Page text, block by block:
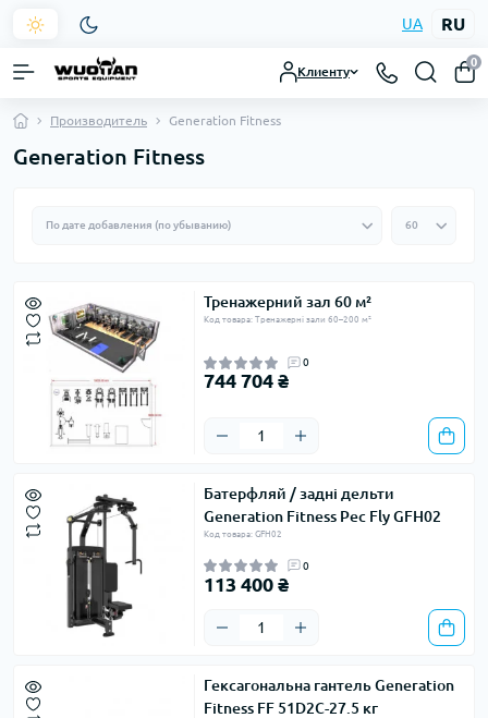
UA RU
Клиенту
0
Производитель Generation Fitness
Generation Fitness
Тренажерний зал 60 м²
Код товара: Тренажерні зали 60–200 м²
0
744 704 ₴
Батерфляй / задні дельти
Generation Fitness Pec Fly GFH02
Код товара: GFH02
0
113 400 ₴
Гексагональна гантель Generation
Fitness FF 51D2C-27.5 кг